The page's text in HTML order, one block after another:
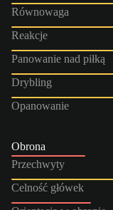
Równowaga
Reakcje
Panowanie nad piłką
Drybling
Opanowanie
Obrona
Przechwyty
Celność główek